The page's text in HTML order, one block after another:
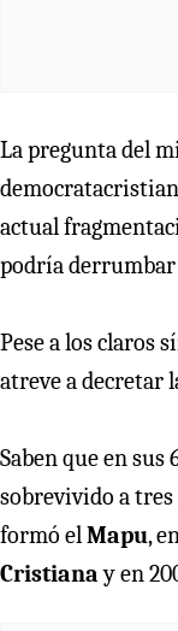
La pregunta del
actual
podría derrumbar
Pese a los claros
atreve a decretar
Saben que en
sobrevivido a tres
formó el Mapu,
Cristiana y en